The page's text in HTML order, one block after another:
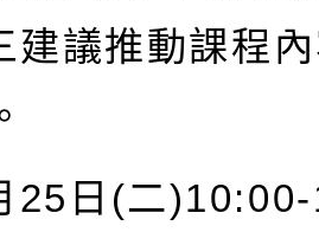
建議推動課程
25 日 (二